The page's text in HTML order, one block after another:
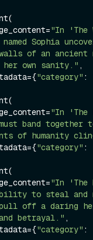
page_content=
"In 'The
Sophia
of an ancient
own sanity." ,
metadata={
"category" :
page_content=
"In 'The
band together
of humanity
metadata={
"category" :
page_content=
"In 'The
to steal and
off a daring
betrayal." ,
metadata={
"category" :